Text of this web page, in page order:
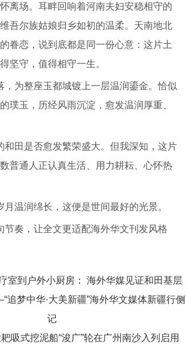
离场。耳畔回响着河南夫妇安稳相守的
吾尔族姑娘归乡如初的温柔。天南地北
眷恋，说到底都是同一份心意：这片土
坚守，值得相守一生。
，为整座玉都城镀上一层温润鎏金。恰似
璞玉，历经风雨沉淀，愈发温润厚重、
和田是否愈发繁荣盛大。但我深知，这片
普通人正认真生活、用力耕耘、心怀热
月温润绵长，这便是世间最好的光景。
节奏，让全文更适配海外华文刊发风格
室到户外小厨房： 海外华媒见证和田基层
追梦中华·大美新疆”海外华文媒体新疆行侧
记
吸式挖泥船“浚广”轮在广州南沙入列启用